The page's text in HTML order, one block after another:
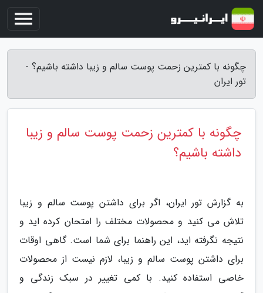
چگونه با کمترین زحمت پوست سالم و زیبا داشته باشیم؟ -
تور ایران
چگونه با کمترین زحمت پوست سالم و زیبا
داشته باشیم؟
به گزارش تور ایران، اگر برای داشتن پوست سالم و زیبا
تلاش می کنید و محصولات مختلف را امتحان کرده اید و
نتیجه نگرفته اید، این راهنما برای شما است. گاهی اوقات
برای داشتن پوست سالم و زیبا، لازم نیست از محصولات
خاصی استفاده کنید. با کمی تغییر در سبک زندگی و